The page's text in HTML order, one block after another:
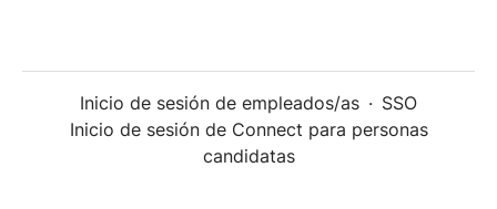
Inicio de sesión de empleados/as · SSO
Inicio de sesión de Connect para personas
candidatas